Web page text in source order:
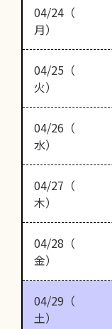
04/24（
月）
04/25（
火）
04/26（
水）
04/27（
木）
04/28（
金）
04/29（
土）